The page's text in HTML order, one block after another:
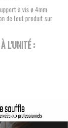
à vis ø 4mm
de tout produit sur
L'UNITÉ :